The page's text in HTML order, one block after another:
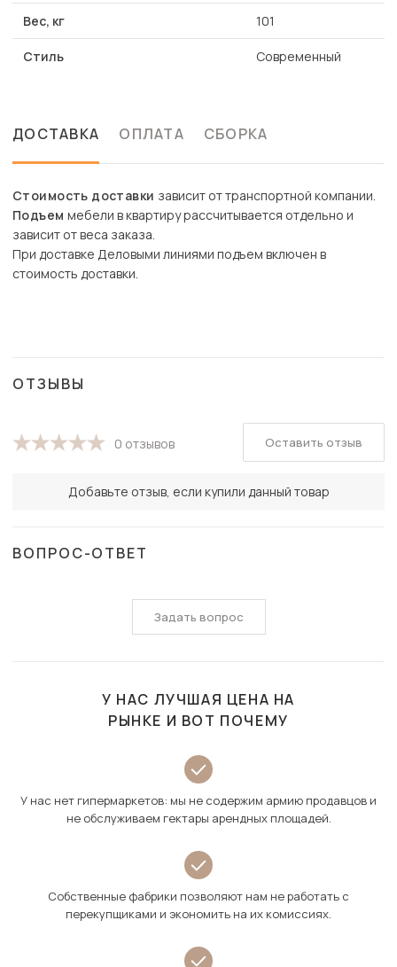
Вес, кг 101
Стиль Современный
ДОСТАВКА ОПЛАТА СБОРКА
Стоимость доставки зависит от транспортной компании.
Подъем мебели в квартиру рассчитывается отдельно и
зависит от веса заказа.
При доставке Деловыми линиями подъем включен в
стоимость доставки.
ОТЗЫВЫ
0 отзывов
Добавьте отзыв, если купили данный товар
Оставить отзыв
ВОПРОС-ОТВЕТ
Задать вопрос
У НАС ЛУЧШАЯ ЦЕНА НА
РЫНКЕ И ВОТ ПОЧЕМУ
У нас нет гипермаркетов: мы не содержим армию продавцов и
не обслуживаем гектары арендных площадей.
Собственные фабрики позволяют нам не работать с
перекупщиками и экономить на их комиссиях.